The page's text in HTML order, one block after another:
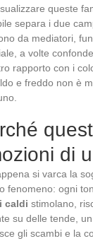
queste
separa i due
da mediatori,
a volte
rapporto con i
e freddo non è
di
si varca la
fenomeno: ogni
caldi stimolano,
su delle tende,
gli scambi e la